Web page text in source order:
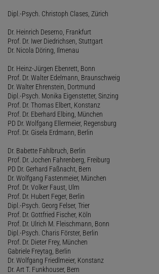
Dipl.-Psych. Christoph Clases, Zürich
Dr. Heinrich Deserno, Frankfurt
Prof. Dr. Iwer Diedrichsen, Stuttgart
Dr. Nicola Döring, Ilmenau
Dr. Heinz-Jürgen Ebenrett, Bonn
Prof. Dr. Walter Edelmann, Braunschweig
Dr. Walter Ehrenstein, Dortmund
Dipl.-Psych. Monika Eigenstetter, Sinzing
Prof. Dr. Thomas Elbert, Konstanz
Prof. Dr. Eberhard Elbing, München
PD Dr. Wolfgang Ellermeier, Regensburg
Prof. Dr. Gisela Erdmann, Berlin
Dr. Babette Fahlbruch, Berlin
Prof. Dr. Jochen Fahrenberg, Freiburg
PD Dr. Gerhard Faßnacht, Bern
Dr. Wolfgang Fastenmeier, München
Prof. Dr. Volker Faust, Ulm
Prof. Dr. Hubert Feger, Berlin
Dipl.-Psych. Georg Felser, Trier
Prof. Dr. Gottfried Fischer, Köln
Prof. Dr. Ulrich M. Fleischmann, Bonn
Dipl.-Psych. Charis Förster, Berlin
Prof. Dr. Dieter Frey, München
Gabriele Freytag, Berlin
Dr. Wolfgang Friedlmeier, Konstanz
Dr. Art T. Funkhouser, Bern